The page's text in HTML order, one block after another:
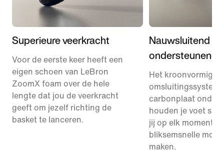
Superieure veerkracht
Voor de eerste keer heeft een
eigen schoen van LeBron
ZoomX foam over de hele
lengte dat jou de veerkracht
geeft om jezelf richting de
basket te lanceren.
Nauwsluitend en
ondersteunend
Het kroonvormige
carbonplaat onder
houden je voet
jij op elk moment
bliksemsnelle
maken.